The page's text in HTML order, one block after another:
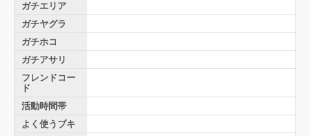
ガチエリア
ガチヤグラ
ガチホコ
ガチアサリ
フレンドコー
ド
活動時間帯
よく使うブキ